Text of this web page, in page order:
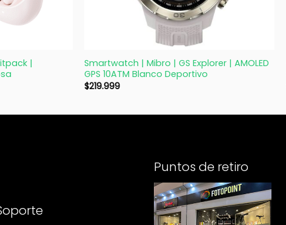
|
Smartwatch | Mibro | GS Explorer | AMOLED
GPS 10ATM Blanco Deportivo
$219.999
Puntos de retiro